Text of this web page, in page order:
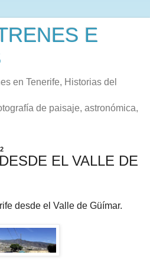
E
en Tenerife, Historias del
de paisaje, astronómica,
EL VALLE DE
desde el Valle de Güímar.